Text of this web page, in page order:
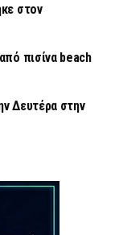
στον
πισίνα beach
Δευτέρα στην